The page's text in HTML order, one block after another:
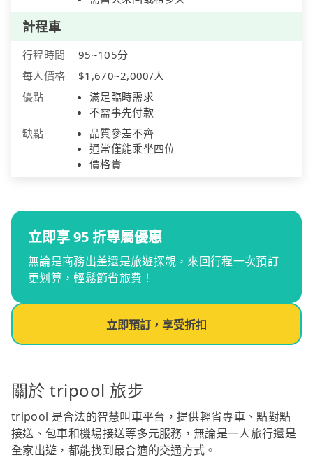
計程車
行程時間
95~105分
每人價格
$1,670~2,000/人
優點
滿足臨時需求
不需事先付款
缺點
品質參差不齊
通常僅能乘坐四位
價格貴
立即享 95 折專屬優惠
無論是商務出差還是旅遊探親，來回行程一次預訂
更划算，輕鬆節省旅費！
立即預訂，享受折扣
關於 tripool 旅步
tripool 是合法的智慧叫車平台，提供輕省專車、點對點
接送、包車和機場接送等多元服務，無論是一人旅行還是
全家出遊，都能找到最合適的交通方式。